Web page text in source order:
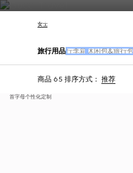
女士
旅行用品 行李箱 休闲包&旅行包
商品 65 排序方式： 推荐
首字母个性化定制